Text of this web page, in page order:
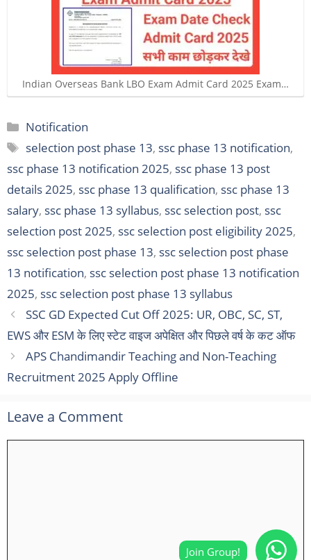
Indian Overseas Bank LBO Exam Admit Card 2025 Exam…
Categories
Notification
Tags
selection post phase 13, ssc phase 13 notification,
ssc phase 13 notification 2025, ssc phase 13 post
details 2025, ssc phase 13 qualification, ssc phase 13
salary, ssc phase 13 syllabus, ssc selection post, ssc
selection post 2025, ssc selection post eligibility 2025,
ssc selection post phase 13, ssc selection post phase
13 notification, ssc selection post phase 13 notification
2025, ssc selection post phase 13 syllabus
SSC GD Expected Cut Off 2025: UR, OBC, SC, ST,
EWS और ESM के लिए स्टेट वाइज अपेक्षित और पिछले वर्ष के कट ऑफ
APS Chandimandir Teaching and Non-Teaching
Recruitment 2025 Apply Offline
Leave a Comment